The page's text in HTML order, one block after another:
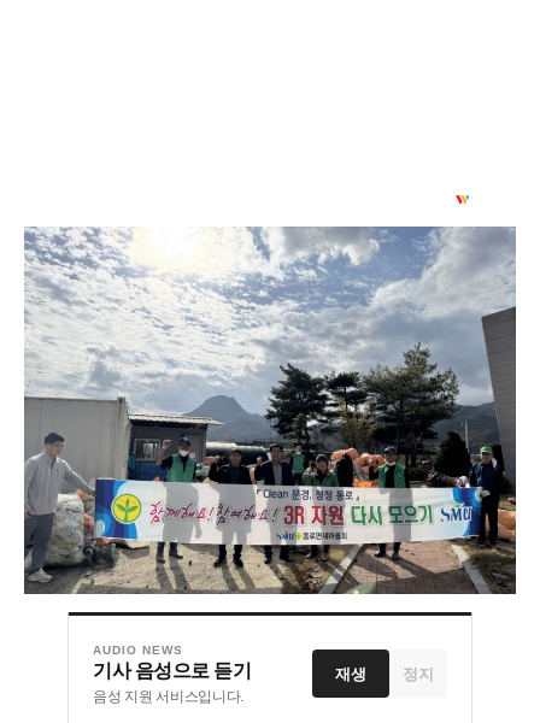
AUDIO NEWS
기사 음성으로 듣기
음성 지원 서비스입니다.
재생 정지